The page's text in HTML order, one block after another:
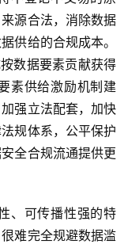
源合法，消除数据
供给的合规成本。
数据要素贡献获得
素供给激励机制建
强立法配套，加快
规体系，公平保护
全合规流通提供更
、可传播性强的特
难完全规避数据滥